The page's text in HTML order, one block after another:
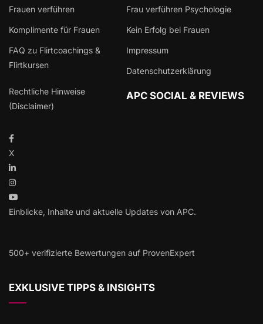
Frauen verführen Frau verführen Psychologie
Komplimente für Frauen Kein Erfolg bei Frauen
FAQ zu Flirtcoachings &
Flirtkursen
Impressum
Datenschutzerklärung
Rechtliche Hinweise
(Disclaimer)
APC SOCIAL & REVIEWS
X
Einblicke, Inhalte und aktuelle Updates von APC.
500+ verifizierte Bewertungen auf ProvenExpert
EXKLUSIVE TIPPS & INSIGHTS